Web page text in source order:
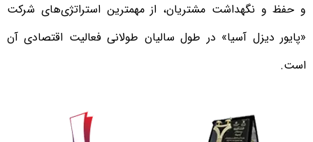
و حفظ و نگهداشت مشتریان، از مهمترین استراتژی‌های شرکت
«پایور دیزل آسیا» در طول سالیان طولانی فعالیت اقتصادی آن
است.